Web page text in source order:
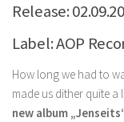
Release:
Label: AOP
How long we had to
made us dither quite
new album